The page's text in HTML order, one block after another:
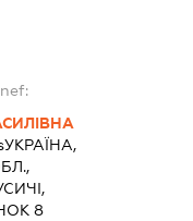
УКРАЇНА,
8